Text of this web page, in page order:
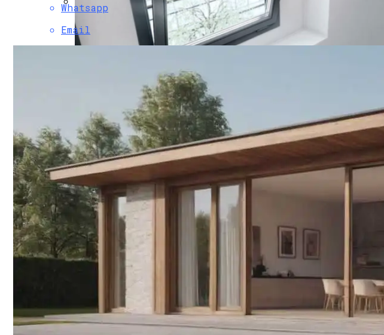
В Таиланд За СПА Процедурами
Как Предотвратить Намокание И Разрушение Цоколя
Решения Для Скрытого Водоотвода В Фасадах Современных
ПРОТИВОПОЖАРНЫЕ ОКНА Е60
Перепланировка (объединение) 2х Квартир В Одну
Whatsapp
Email